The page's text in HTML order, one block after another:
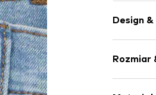
Design
Jeans
Rozmiar